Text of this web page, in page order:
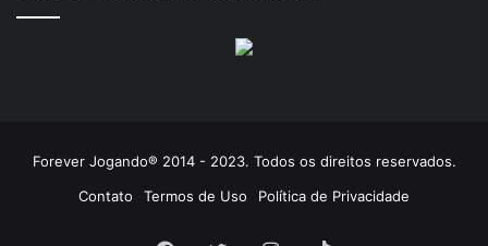
Forever Jogando® 2014 - 2023. Todos os direitos reservados.
Contato
Termos de Uso Política de Privacidade